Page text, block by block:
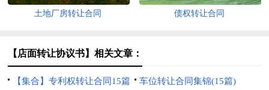
土地厂房转让合同 债权转让合同
【店面转让协议书】相关文章：
【集合】专利权转让合同15篇
车位转让合同集锦(15篇)